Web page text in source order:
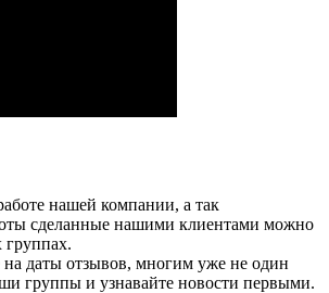
нашей компании, а так
сделанные нашими клиентами можно
группах.
даты отзывов, многим уже не один
группы и узнавайте новости первыми.